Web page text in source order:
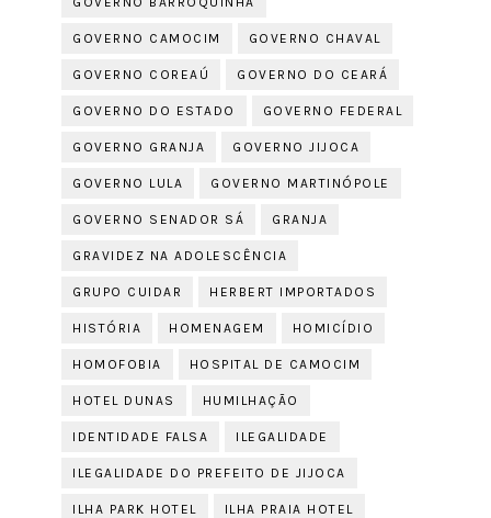
GOVERNO CAMOCIM GOVERNO CHAVAL
GOVERNO COREAÚ GOVERNO DO CEARÁ
GOVERNO DO ESTADO GOVERNO FEDERAL
GOVERNO GRANJA GOVERNO JIJOCA
GOVERNO LULA GOVERNO MARTINÓPOLE
GOVERNO SENADOR SÁ GRANJA
GRAVIDEZ NA ADOLESCÊNCIA
GRUPO CUIDAR HERBERT IMPORTADOS
HISTÓRIA HOMENAGEM HOMICÍDIO
HOMOFOBIA HOSPITAL DE CAMOCIM
HOTEL DUNAS HUMILHAÇÃO
IDENTIDADE FALSA ILEGALIDADE
ILEGALIDADE DO PREFEITO DE JIJOCA
ILHA PARK HOTEL ILHA PRAIA HOTEL